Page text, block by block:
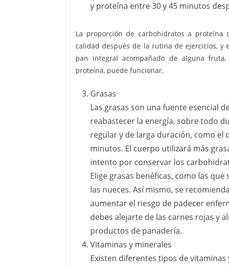
y proteína entre 30 y 45 minutos
La proporción de carbohidratos a
calidad después de la rutina de ejercicios, y
pan integral acompañado de alguna
proteína, puede funcionar.
Grasas
Las grasas son una fuente esencial
reabastecer la energía, sobre todo
regular y de larga duración, como
minutos. El cuerpo utilizará más
intento por conservar los
Elige grasas benéficas, como las
las nueces. Así mismo, se
aumentar el riesgo de padecer
debes alejarte de las carnes rojas y
productos de panadería.
Vitaminas y minerales
Existen diferentes tipos de